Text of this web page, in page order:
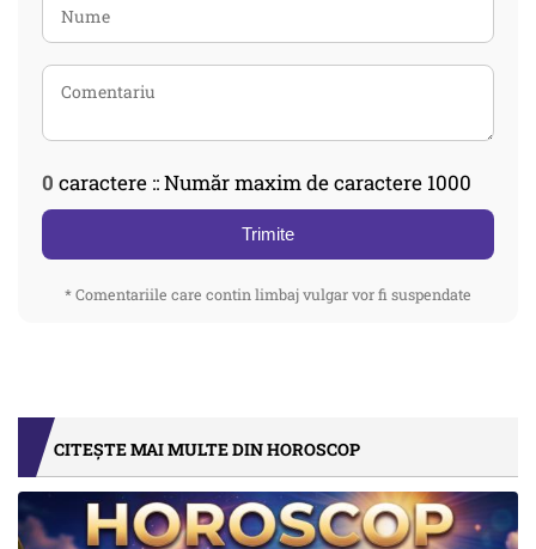
0 caractere :: Număr maxim de caractere 1000
Trimite
* Comentariile care contin limbaj vulgar vor fi suspendate
CITEȘTE MAI MULTE DIN HOROSCOP